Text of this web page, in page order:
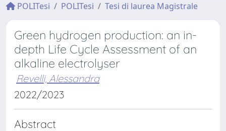
POLITesi POLITesi Tesi di laurea Magistrale
Green hydrogen production: an in-
depth Life Cycle Assessment of an
alkaline electrolyser
Revelli, Alessandra
2022/2023
Abstract